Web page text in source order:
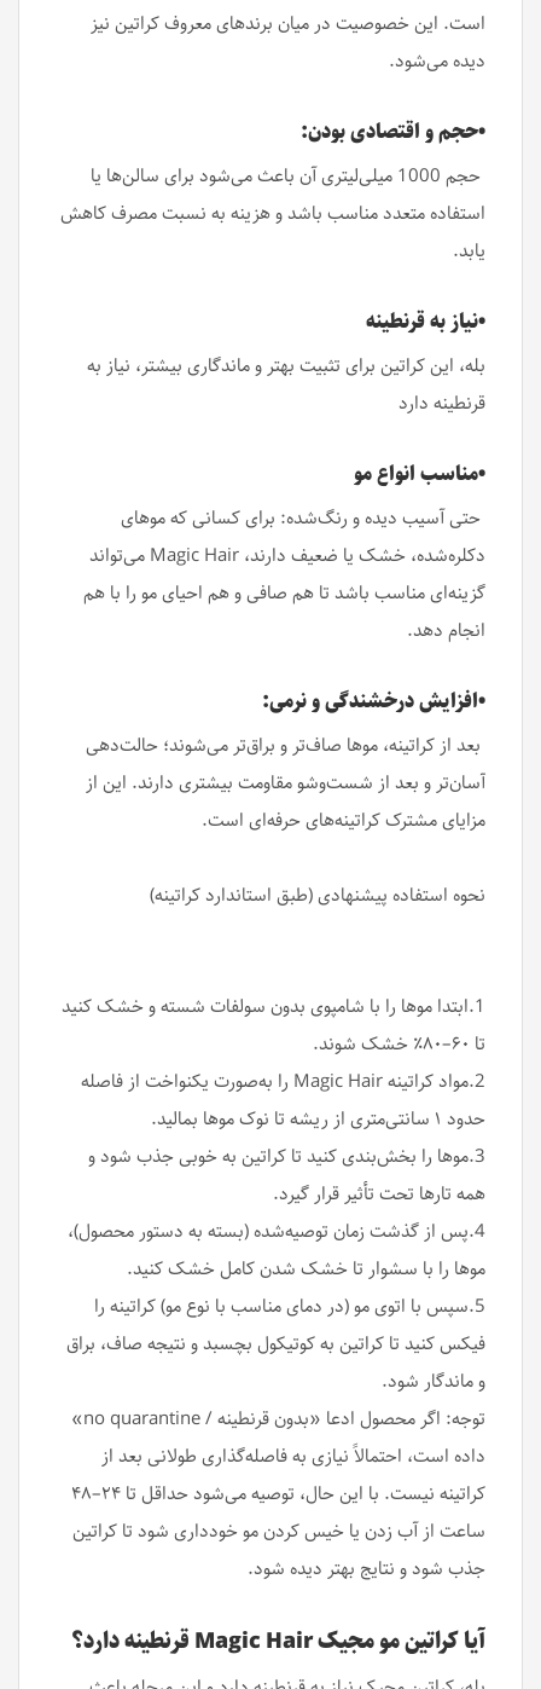
است. این خصوصیت در میان برندهای معروف کراتین نیز
دیده می‌شود.
•حجم و اقتصادی بودن:
حجم 1000 میلی‌لیتری آن باعث می‌شود برای سالن‌ها یا
استفاده متعدد مناسب باشد و هزینه به نسبت مصرف کاهش
یابد.
•نیاز به قرنطینه
بله، این کراتین برای تثبیت بهتر و ماندگاری بیشتر، نیاز به
قرنطینه دارد
•مناسب انواع مو
حتی آسیب دیده و رنگ‌شده: برای کسانی که موهای
دکلره‌شده، خشک یا ضعیف دارند، Magic Hair می‌تواند
گزینه‌ای مناسب باشد تا هم صافی و هم احیای مو را با هم
انجام دهد.
•افزایش درخشندگی و نرمی:
بعد از کراتینه، موها صاف‌تر و براق‌تر می‌شوند؛ حالت‌دهی
آسان‌تر و بعد از شست‌وشو مقاومت بیشتری دارند. این از
مزایای مشترک کراتینه‌های حرفه‌ای است.
نحوه استفاده پیشنهادی (طبق استاندارد کراتینه)
1.ابتدا موها را با شامپوی بدون سولفات شسته و خشک کنید
تا ۶۰–۸۰٪ خشک شوند.
2.مواد کراتینه Magic Hair را به‌صورت یکنواخت از فاصله
حدود ۱ سانتی‌متری از ریشه تا نوک موها بمالید.
3.موها را بخش‌بندی کنید تا کراتین به خوبی جذب شود و
همه تارها تحت تأثیر قرار گیرد.
4.پس از گذشت زمان توصیه‌شده (بسته به دستور محصول)،
موها را با سشوار تا خشک شدن کامل خشک کنید.
5.سپس با اتوی مو (در دمای مناسب با نوع مو) کراتینه را
فیکس کنید تا کراتین به کوتیکول بچسبد و نتیجه صاف، براق
و ماندگار شود.
توجه: اگر محصول ادعا «بدون قرنطینه / no quarantine»
داده است، احتمالاً نیازی به فاصله‌گذاری طولانی بعد از
کراتینه نیست. با این حال، توصیه می‌شود حداقل تا ۲۴–۴۸
ساعت از آب زدن یا خیس کردن مو خودداری شود تا کراتین
جذب شود و نتایج بهتر دیده شود.
آیا کراتین مو مجیک Magic Hair قرنطینه دارد؟